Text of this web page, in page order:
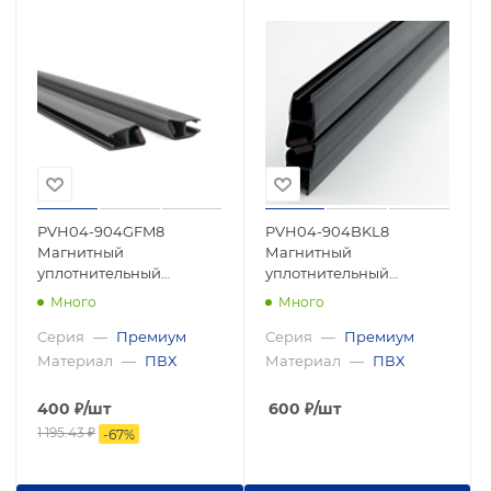
PVH04-904GFM8
Магнитный
уплотнительный
профиль, 135°
стекла 8мм, 2500мм,
premium
Много
Серия — Премиум
Материал — ПВХ
400 ₽/шт
1 195.43₽ -67%
PVH04-904BKL8
Магнитный
уплотнительный
профиль, 135°
стекла 8 мм, 2500мм,
premium
Много
Серия — Премиум
Материал — ПВХ
600 ₽/шт